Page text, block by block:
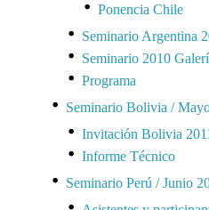
Ponencia Chile
Seminario Argentina
Seminario 2010
Programa
Seminario Bolivia /
Invitación Bolivia
Informe Técnico
Seminario Perú / Junio